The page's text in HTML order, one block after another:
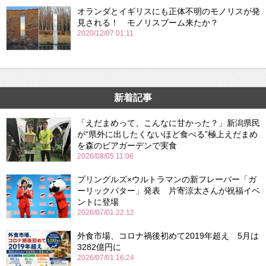
オランダとイギリスにも正体不明のモノリスが発
見される！ モノリスブーム来たか？
2020/12/07 01:11
新着記事
「えだまめって、こんなに甘かった？」新潟県民
が“県外に出したくないほど食べる”極上えだまめ
を森のビアガーデンで実食
2026/08/05 11:06
プリングルズ×ウルトラマンの新フレーバー「ガ
ーリックバター」発表 片寄涼太さんが祝福イベ
ントに登場
2026/07/01 22:12
外食市場、コロナ禍後初めて2019年超え 5月は
3282億円に
2026/07/01 16:24